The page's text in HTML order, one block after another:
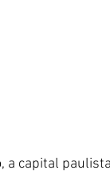
a capital